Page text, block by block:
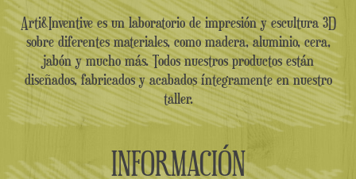
Arti&Inventive es un laboratorio de impresión y escultura 3D
sobre diferentes materiales, como madera, aluminio, cera,
jabón y mucho más. Todos nuestros productos están
diseñados, fabricados y acabados íntegramente en nuestro
taller.
INFORMACIÓN